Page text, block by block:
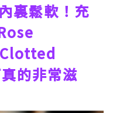
裏鬆軟！充
的非常滋